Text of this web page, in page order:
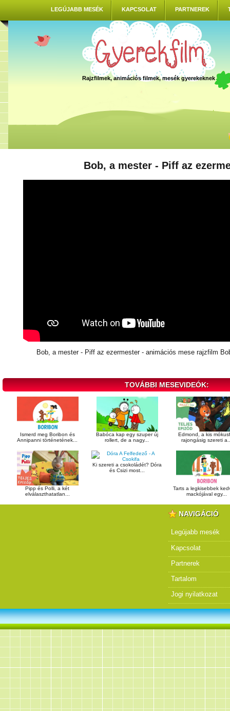
LEGÚJABB MESÉK KAPCSOLAT PARTNEREK
Rajzfilmek, animációs filmek, mesék gyerekeknek
Bob, a mester - Piff az
Bob, a mester - Piff az ezermester - animációs mese rajzfilm
TOVÁBBI MESEVIDEÓK:
Ismerd meg Boribon és
Annipanni történetének...
Babóca kap egy szuper új
rollert, de a nagy...
Edmond, a kis
rajongásig szereti
Pipp és Polli, a két
elválaszthatatlan...
Ki szereti a csokoládét? Dóra
és Csizi most...
Tarts a legkisebbek
mackójával egy...
NAVIGÁCIÓ
Legújabb mesék
Kapcsolat
Partnerek
Tartalom
Jogi nyilatkozat